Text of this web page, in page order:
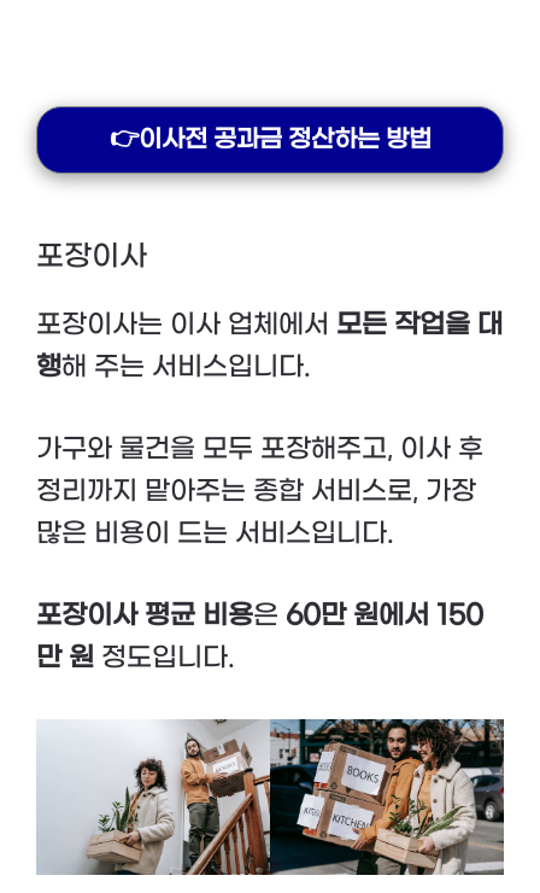
👉이사전 공과금 정산하는 방법
포장이사
포장이사는 이사 업체에서 모든 작업을 대
행해 주는 서비스입니다.
가구와 물건을 모두 포장해주고, 이사 후
정리까지 맡아주는 종합 서비스로, 가장
많은 비용이 드는 서비스입니다.
포장이사 평균 비용은 60만 원에서 150
만 원 정도입니다.